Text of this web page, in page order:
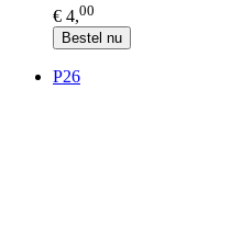
€ 4,00
Bestel nu
P26